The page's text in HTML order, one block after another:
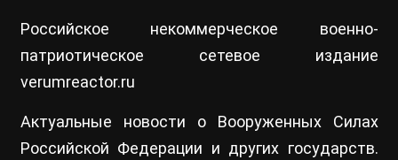
Российское некоммерческое военно-
патриотическое сетевое издание
verumreactor.ru
Актуальные новости о Вооруженных Силах
Российской Федерации и других государств.